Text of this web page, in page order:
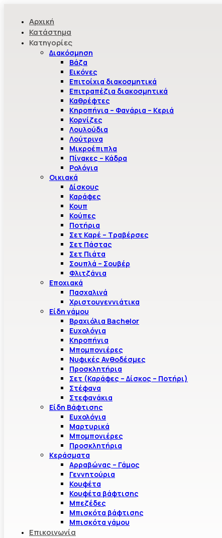
Αρχική
Κατάστημα
Κατηγορίες
Διακόσμηση
Βάζα
Εικόνες
Επιτοίχια διακοσμητικά
Επιτραπέζια διακοσμητικά
Καθρέφτες
Κηροπήγια – Φανάρια – Κεριά
Κορνίζες
Λουλούδια
Λούτρινα
Μικροέπιπλα
Πίνακες – Κάδρα
Ρολόγια
Οικιακά
Δίσκους
Καράφες
Κουπ
Κούπες
Ποτήρια
Σετ Καρέ – Τραβέρσες
Σετ Πάστας
Σετ Πιάτα
Σουπλά – Σουβέρ
Φλιτζάνια
Εποχιακά
Πασχαλινά
Χριστουγεννιάτικα
Είδη γάμου
Βραχιόλια Bachelor
Ευχολόγια
Κηροπήγια
Μπομπονιέρες
Νυφικές Ανθοδέσμες
Προσκλητήρια
Σετ (Καράφες – Δίσκος – Ποτήρι)
Στέφανα
Στεφανάκια
Είδη Βάφτισης
Ευχολόγια
Μαρτυρικά
Μπομπονιέρες
Προσκλητήρια
Κεράσματα
Αρραβώνας – Γάμος
Γεννητούρια
Κουφέτα
Κουφέτα βάφτισης
Μπεζέδες
Μπισκότα βάφτισης
Μπισκότα γάμου
Επικοινωνία